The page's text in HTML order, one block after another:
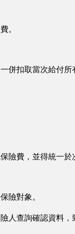
。
併扣取當次給付所
險費，並得統一
險對象。
人查詢確認資料，